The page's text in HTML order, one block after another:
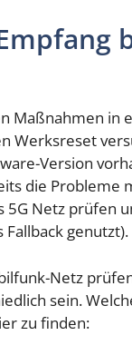
Maßnahmen in
Werksreset
Version
die Probleme
5G Netz prüfen
Fallback genutzt).
Netz
sein.
zu finden: